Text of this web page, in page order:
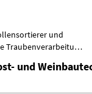
und
Traubenverarbeitung
und